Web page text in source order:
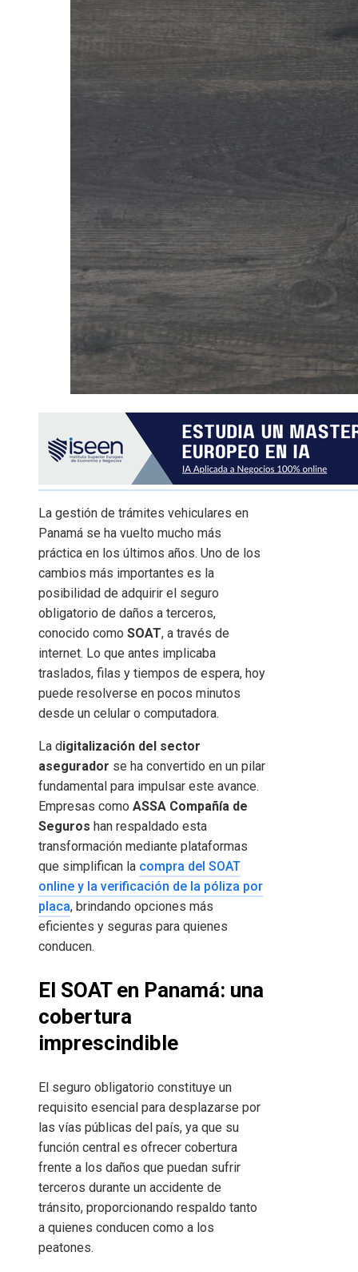
La gestión de trámites vehiculares en
Panamá se ha vuelto mucho más
práctica en los últimos años. Uno de los
cambios más importantes es la
posibilidad de adquirir el seguro
obligatorio de daños a terceros,
conocido como SOAT, a través de
internet. Lo que antes implicaba
traslados, filas y tiempos de espera, hoy
puede resolverse en pocos minutos
desde un celular o computadora.
La digitalización del sector
asegurador se ha convertido en un pilar
fundamental para impulsar este avance.
Empresas como ASSA Compañía de
Seguros han respaldado esta
transformación mediante plataformas
que simplifican la compra del SOAT
online y la verificación de la póliza por
placa, brindando opciones más
eficientes y seguras para quienes
conducen.
El SOAT en Panamá: una
cobertura
imprescindible
El seguro obligatorio constituye un
requisito esencial para desplazarse por
las vías públicas del país, ya que su
función central es ofrecer cobertura
frente a los daños que puedan sufrir
terceros durante un accidente de
tránsito, proporcionando respaldo tanto
a quienes conducen como a los
peatones.